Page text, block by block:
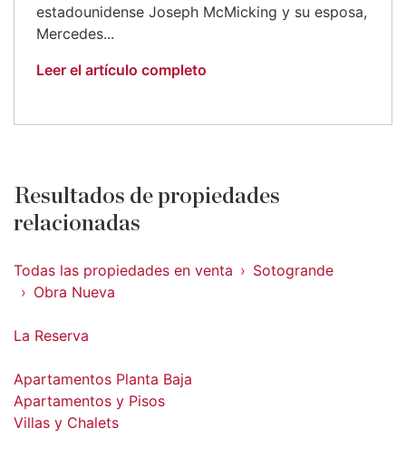
estadounidense Joseph McMicking y su esposa,
Mercedes...
Leer el artículo completo
Resultados de propiedades
relacionadas
Todas las propiedades en venta
Sotogrande
Obra Nueva
La Reserva
Apartamentos Planta Baja
Apartamentos y Pisos
Villas y Chalets